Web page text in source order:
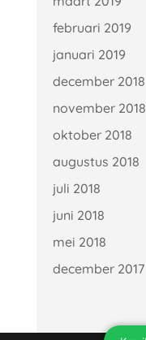
februari 2019
januari 2019
december 2018
november 2018
oktober 2018
augustus 2018
juli 2018
juni 2018
mei 2018
december 2017